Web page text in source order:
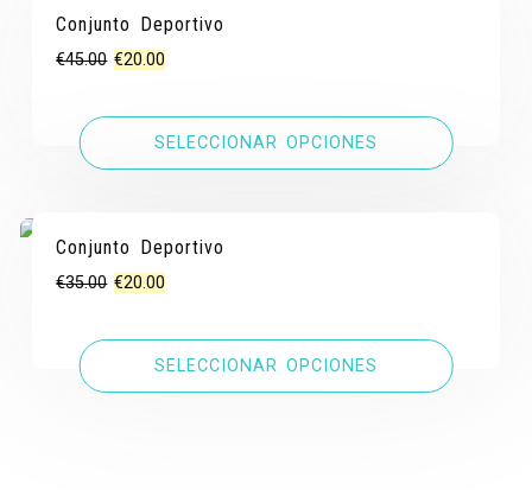
Conjunto Deportivo
€45.00 El
original
€20.00
actual
es:
SELECCIONAR OPCIONES
Conjunto Deportivo
€35.00 El
original
€20.00
actual
es:
SELECCIONAR OPCIONES